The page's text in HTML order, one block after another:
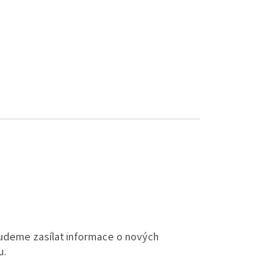
zasílat informace o nových